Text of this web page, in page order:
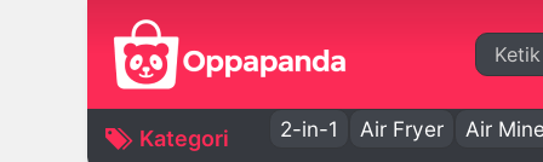
Cari
Kategori 2-in-1 Air Fryer Air